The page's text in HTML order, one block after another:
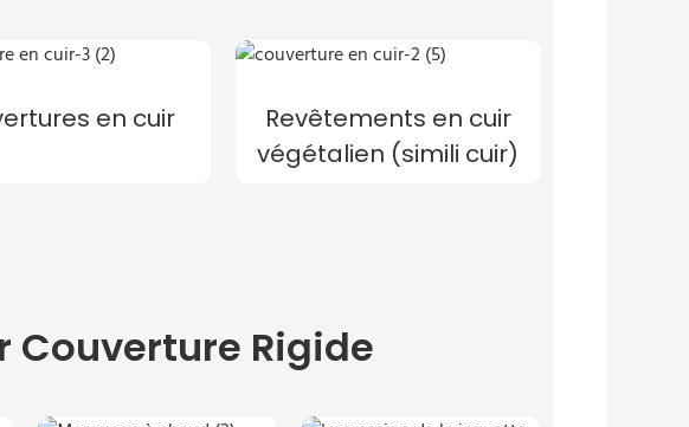
en cuir
Revêtements en cuir
végétalien (simili cuir)
Couverture Rigide